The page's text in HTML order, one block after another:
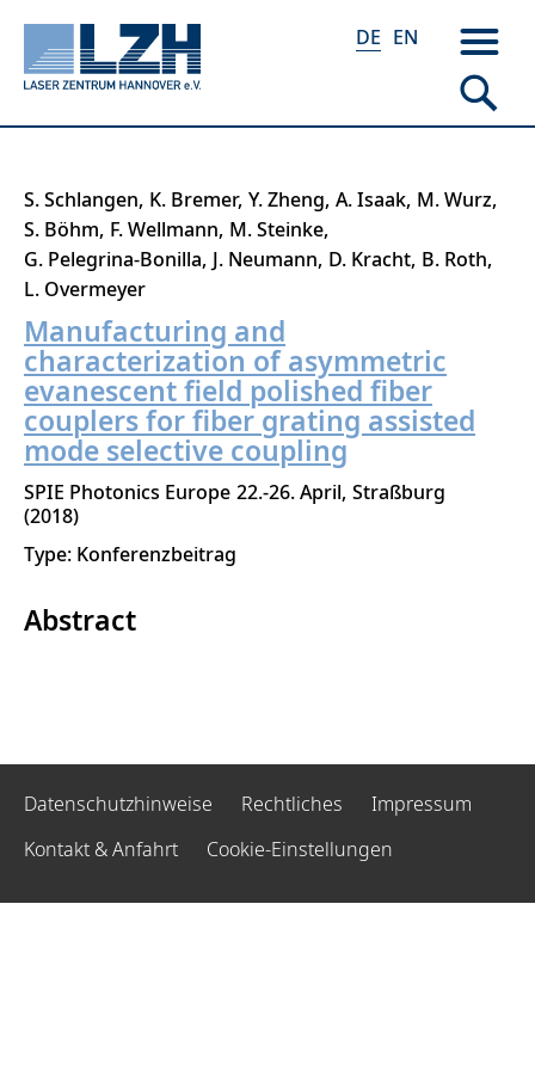
Direkt
zum
Inhalt
DE EN
S. Schlangen K. Bremer Y. Zheng A. Isaak M. Wurz
S. Böhm F. Wellmann M. Steinke
G. Pelegrina-Bonilla J. Neumann D. Kracht B. Roth
L. Overmeyer
Manufacturing and
characterization of asymmetric
evanescent field polished fiber
couplers for fiber grating assisted
mode selective coupling
SPIE Photonics Europe 22.-26. April Straßburg
2018
Type: Konferenzbeitrag
Abstract
Datenschutzhinweise Rechtliches
Impressum
Kontakt & Anfahrt
Cookie-Einstellungen